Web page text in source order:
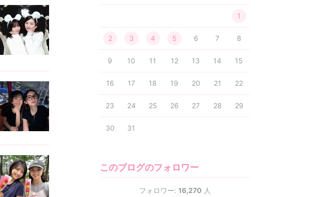
1
2 3 4 5 6 7 8
9 10 11 12 13 14 15
16 17 18 19 20 21 22
23 24 25 26 27 28 29
30 31
このブログのフォロワー
フォロワー: 16,270 人